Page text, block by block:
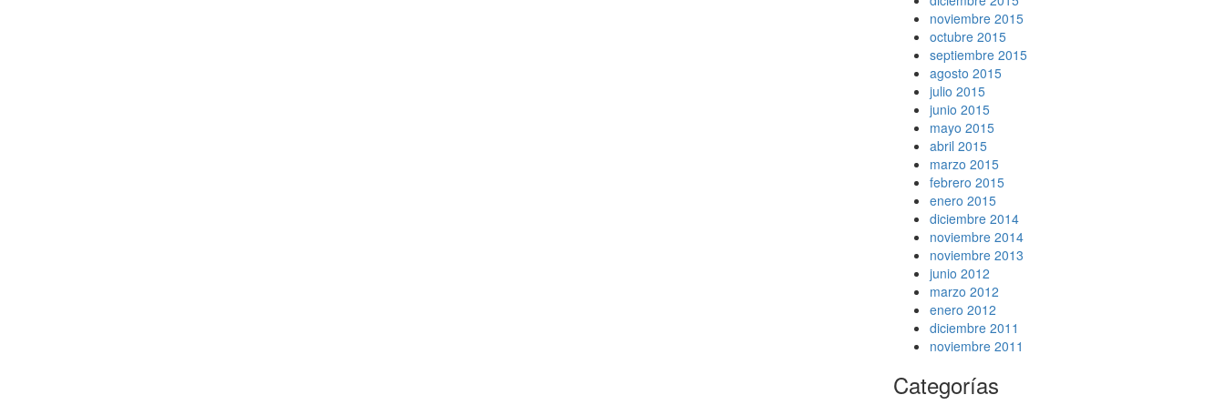
noviembre 2015
octubre 2015
septiembre 2015
agosto 2015
julio 2015
junio 2015
mayo 2015
abril 2015
marzo 2015
febrero 2015
enero 2015
diciembre 2014
noviembre 2014
noviembre 2013
junio 2012
marzo 2012
enero 2012
diciembre 2011
noviembre 2011
Categorías